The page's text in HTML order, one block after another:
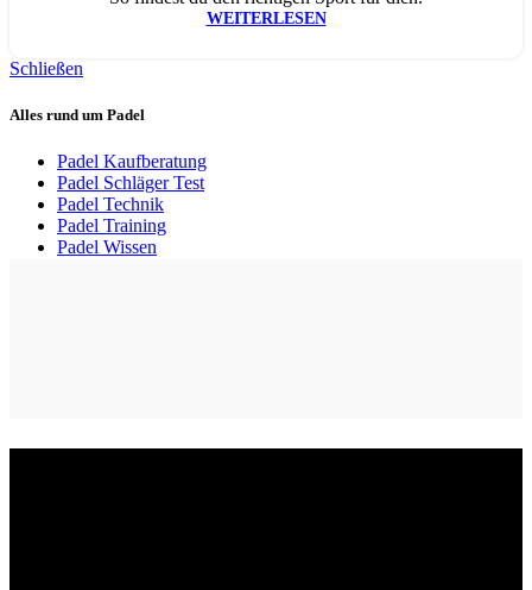
WEITERLESEN
Schließen
Alles rund um Padel
Padel Kaufberatung
Padel Schläger Test
Padel Technik
Padel Training
Padel Wissen